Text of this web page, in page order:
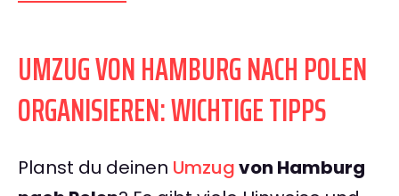
UMZUG VON HAMBURG NACH POLEN
ORGANISIEREN: WICHTIGE TIPPS
Planst du deinen Umzugvon Hamburg